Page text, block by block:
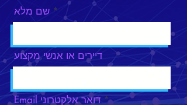
שם מלא
דיירים או אנשי מקצוע
Email דואר אלקטרוני